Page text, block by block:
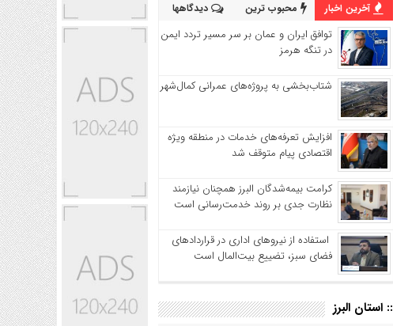
آخرین اخبار محبوب ترین دیدگاهها
توافق ایران و عمان بر سر مسیر تردد ایمن
در تنگه هرمز
شتاب‌بخشی به پروژه‌های عمرانی کمال‌شهر
افزایش تعرفه‌های خدمات در منطقه ویژه
اقتصادی پیام متوقف شد
کرامت بیمه‌شدگان البرز همچنان نیازمند
نظارت جدی بر روند خدمت‌رسانی است
استفاده از نیروهای اداری در قراردادهای
فضای سبز، تضییع بیت‌المال است
:: استان البرز